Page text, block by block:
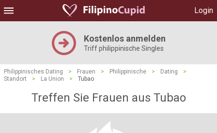
Login
Kostenlos anmelden
Triff philippinische Singles
Philippinisches Dating > Frauen > Philippinische > Dating
>
Standort
> La Union > Tubao
Treffen Sie Frauen aus Tubao